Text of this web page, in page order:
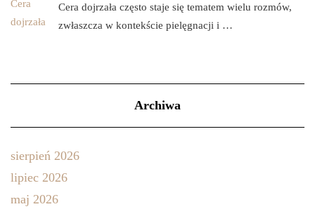
Cera dojrzała często staje się tematem wielu rozmów,
zwłaszcza w kontekście pielęgnacji i …
Archiwa
sierpień 2026
lipiec 2026
maj 2026